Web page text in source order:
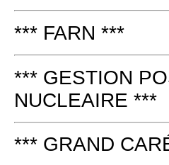
*** FARN ***
*** GESTION
NUCLEAIRE ***
*** GRAND